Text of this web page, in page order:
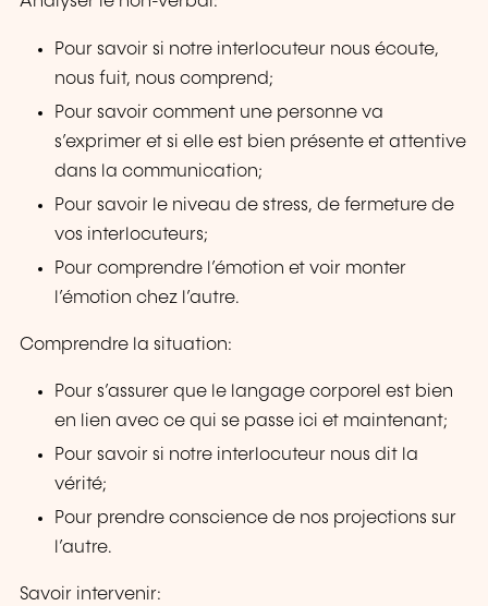
Pour savoir si notre interlocuteur nous écoute,
nous fuit, nous comprend;
Pour savoir comment une personne va
s’exprimer et si elle est bien présente et attentive
dans la communication;
Pour savoir le niveau de stress, de fermeture de
vos interlocuteurs;
Pour comprendre l’émotion et voir monter
l’émotion chez l’autre.
Comprendre la situation:
Pour s’assurer que le langage corporel est bien
en lien avec ce qui se passe ici et maintenant;
Pour savoir si notre interlocuteur nous dit la
vérité;
Pour prendre conscience de nos projections sur
l’autre.
Savoir intervenir: